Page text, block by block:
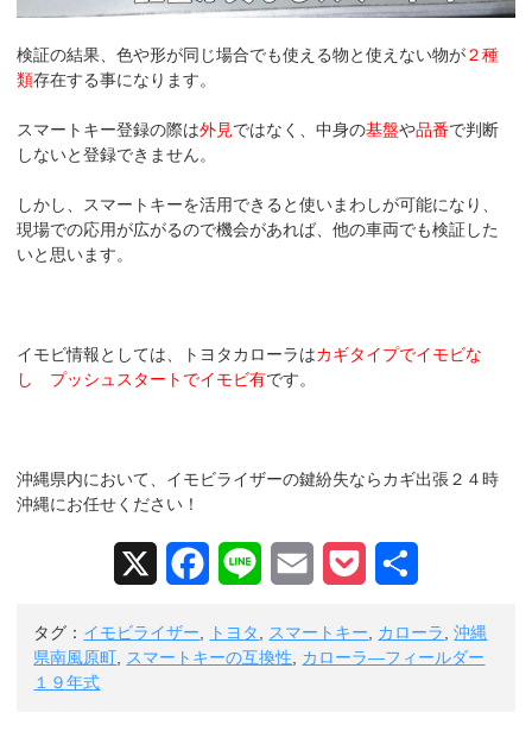
検証の結果、色や形が同じ場合でも使える物と使えない物が２種
類存在する事になります。
スマートキー登録の際は外見ではなく、中身の基盤や品番で判断
しないと登録できません。
しかし、スマートキーを活用できると使いまわしが可能になり、
現場での応用が広がるので機会があれば、他の車両でも検証した
いと思います。
イモビ情報としては、トヨタカローラはカギタイプでイモビな
し
プッシュスタートでイモビ有です。
沖縄県内において、イモビライザーの鍵紛失ならカギ出張２４時
沖縄にお任せください！
n a
タグ： イモビライザー トヨタ スマートキー カローラ ,沖縄
県南風原町
スマートキーの互換性
カローラ―フィールダー
１９年式